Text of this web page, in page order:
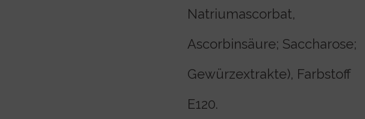
Natriumascorbat,
Ascorbinsäure; Saccharose;
Gewürzextrakte), Farbstoff
E120.